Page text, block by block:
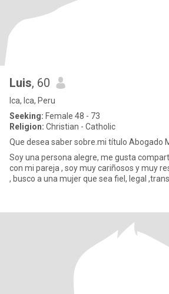
Luis, 60
Ica, Ica, Peru
Seeking: Female 48 - 73
Religion: Christian - Catholic
Que desea saber sobre.mi título Abogado
Soy una persona alegre, me gusta
con mi pareja , soy muy cariñosos y muy
, busco a una mujer que sea fiel, legal